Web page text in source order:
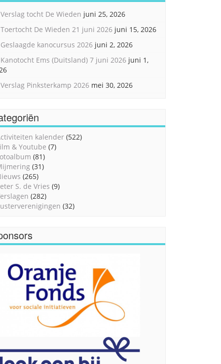
Verslag tocht De Wieden juni 25, 2026
Toertocht De Wieden 21 juni 2026 juni 15, 2026
Geslaagde kanocursus 2026 juni 2, 2026
Kanotocht Ems (Duitsland) 7 juni 2026 juni 1,
Verslag Pinksterkamp 2026 mei 30, 2026
kalender (522)
& Youtube (7)
(81)
(31)
(265)
S. de Vries (9)
(282)
(32)